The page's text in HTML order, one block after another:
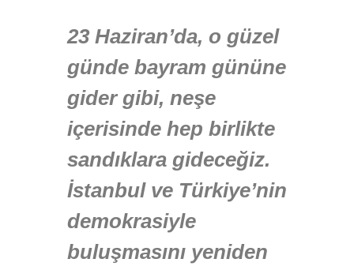
23 Haziran’da, o güzel
günde bayram gününe
gider gibi, neşe
içerisinde hep birlikte
sandıklara gideceğiz.
İstanbul ve Türkiye’nin
demokrasiyle
buluşmasını yeniden